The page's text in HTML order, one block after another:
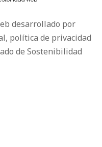
desarrollado por
política de privacidad
de Sostenibilidad